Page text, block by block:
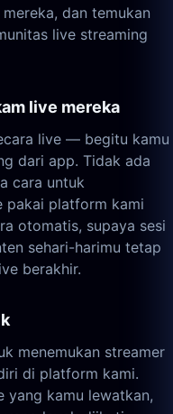
dan temukan
live streaming
live mereka
live — begitu kamu
dari app. Tidak ada
cara untuk
pakai platform kami
otomatis, supaya sesi
sehari-harimu tetap
berakhir.
menemukan streamer
di platform kami.
yang kamu lewatkan,